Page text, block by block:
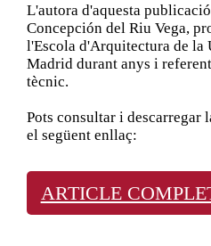
L'autora d'aquesta
Concepción del Riu Vega,
l'Escola d'Arquitectura de la
Madrid durant anys i
tècnic.
Pots consultar i descarregar
el següent enllaç:
ARTICLE